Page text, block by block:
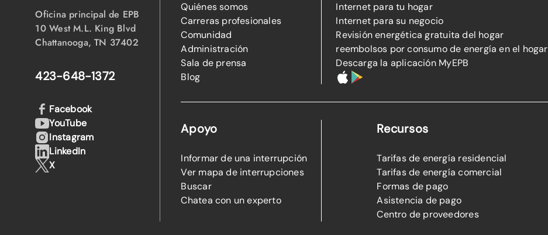
Oficina principal de EPB
10 West M.L. King Blvd
Chattanooga, TN 37402
423-648-1372
Quiénes somos
Carreras profesionales
Comunidad
Administración
Sala de prensa
Blog
Internet para tu hogar
Internet para su negocio
Revisión energética gratuita del hogar
reembolsos por consumo de energía en el hogar
Descarga la aplicación MyEPB
Apoyo
Informar de una interrupción
Ver mapa de interrupciones
Buscar
Chatea con un experto
Recursos
Tarifas de energía residencial
Tarifas de energía comercial
Formas de pago
Asistencia de pago
Centro de proveedores
Facebook
YouTube
Instagram
LinkedIn
X